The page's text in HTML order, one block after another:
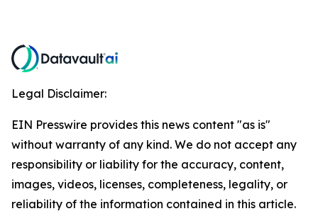
Legal Disclaimer:
EIN Presswire provides this news content "as is"
without warranty of any kind. We do not accept any
responsibility or liability for the accuracy, content,
images, videos, licenses, completeness, legality, or
reliability of the information contained in this article.